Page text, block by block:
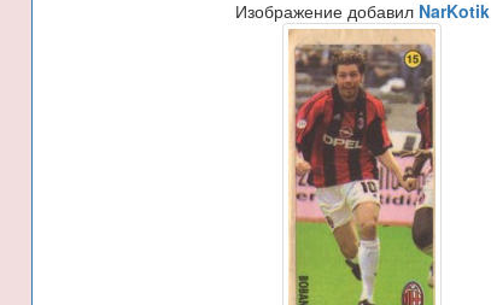
Изображение добавил NarKotik